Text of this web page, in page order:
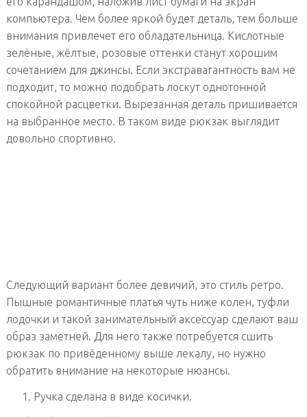
компьютера. Чем более яркой будет деталь, тем больше
внимания привлечет его обладательница. Кислотные
зелёные, жёлтые, розовые оттенки станут хорошим
сочетанием для джинсы. Если экстравагантность вам не
подходит, то можно подобрать лоскут однотонной
спокойной расцветки. Вырезанная деталь пришивается
на выбранное место. В таком виде рюкзак выглядит
довольно спортивно.
Следующий вариант более девичий, это стиль ретро.
Пышные романтичные платья чуть ниже колен, туфли
лодочки и такой занимательный аксессуар сделают ваш
образ заметней. Для него также потребуется сшить
рюкзак по привёденному выше лекалу, но нужно
обратить внимание на некоторые нюансы.
Ручка сделана в виде косички.